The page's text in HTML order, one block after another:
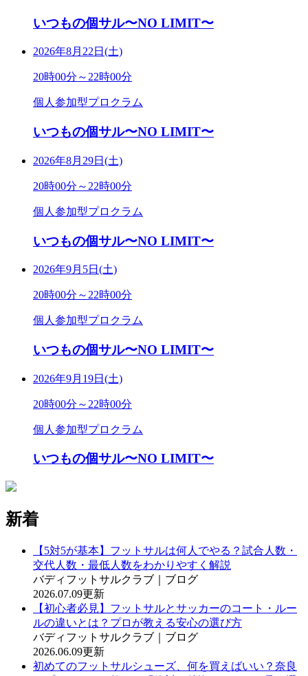
いつもの個サル〜NO LIMIT〜
2026年8月22日(土)
20時00分～22時00分
個人参加型プロクラム
いつもの個サル〜NO LIMIT〜
2026年8月29日(土)
20時00分～22時00分
個人参加型プロクラム
いつもの個サル〜NO LIMIT〜
2026年9月5日(土)
20時00分～22時00分
個人参加型プロクラム
いつもの個サル〜NO LIMIT〜
2026年9月19日(土)
20時00分～22時00分
個人参加型プロクラム
いつもの個サル〜NO LIMIT〜
新着
【5対5が基本】フットサルは何人でやる？試合人数・
交代人数・最低人数をわかりやすく解説
バディフットサルクラブ｜ブログ
2026.07.09更新
【初心者必見】フットサルとサッカーのコート・ルー
ルの違いとは？プロが教える安心の選び方
バディフットサルクラブ｜ブログ
2026.06.09更新
初めてのフットサルシューズ、何を買えばいい？奈良